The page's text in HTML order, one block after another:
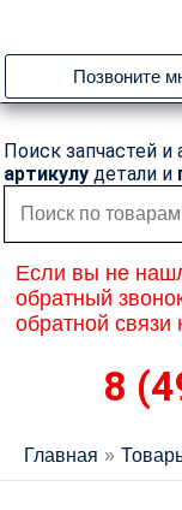
содержимому
Позвоните
Поиск запчастей и
артикулу детали и
Искать:
Если вы не
обратный
обратной связи
8
Главная